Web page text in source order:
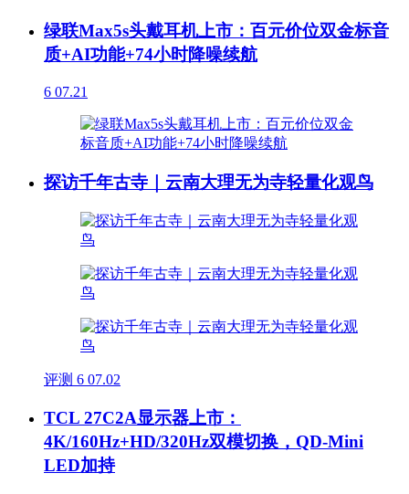
绿联Max5s头戴耳机上市：百元价位双金标音
质+AI功能+74小时降噪续航
6 07.21
探访千年古寺｜云南大理无为寺轻量化观鸟
评测 6 07.02
TCL 27C2A显示器上市：
4K/160Hz+HD/320Hz双模切换，QD-Mini
LED加持